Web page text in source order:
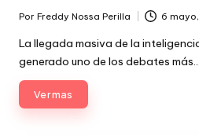
Publicado
por
Por Freddy Nossa Perilla 6
La llegada masiva de la
generado uno de los debates más…
Ver mas